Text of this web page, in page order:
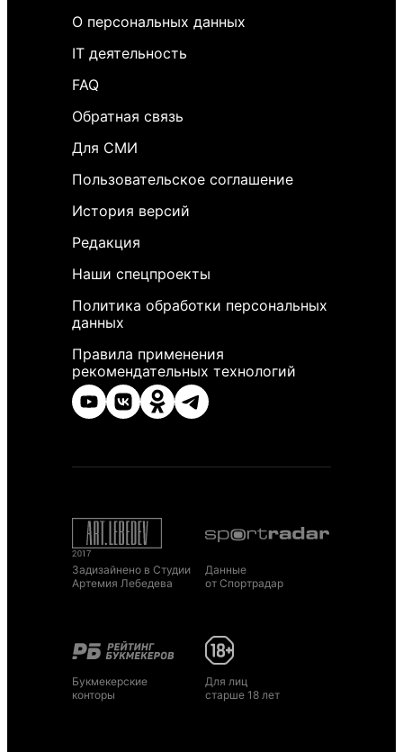
О персональных данных
IT деятельность
FAQ
Обратная связь
Для СМИ
Пользовательское соглашение
История версий
Редакция
Наши спецпроекты
Политика обработки персональных
данных
Правила применения
рекомендательных технологий
Задизайнено в Студии
Артемия Лебедева
Данные
от Спортрадар
Букмекерские
конторы
Для лиц
старше 18 лет